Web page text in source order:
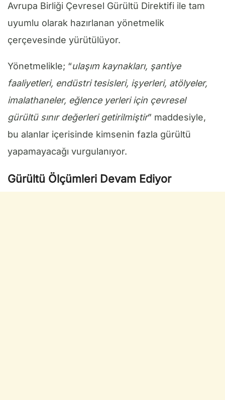
Avrupa Birliği Çevresel Gürültü Direktifi ile tam
uyumlu olarak hazırlanan yönetmelik
çerçevesinde yürütülüyor.
Yönetmelikle; “ulaşım kaynakları, şantiye
faaliyetleri, endüstri tesisleri, işyerleri, atölyeler,
imalathaneler, eğlence yerleri için çevresel
gürültü sınır değerleri getirilmiştir” maddesiyle,
bu alanlar içerisinde kimsenin fazla gürültü
yapamayacağı vurgulanıyor.
Gürültü Ölçümleri Devam Ediyor